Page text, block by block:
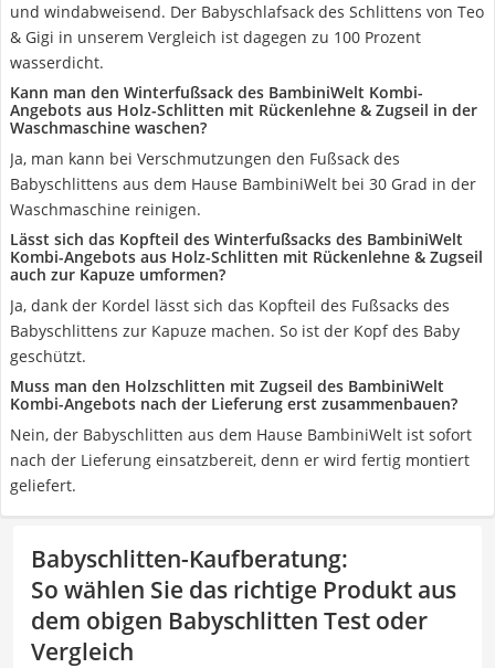
und windabweisend. Der Babyschlafsack des Schlittens von Teo
& Gigi in unserem Vergleich ist dagegen zu 100 Prozent
wasserdicht.
Kann man den Winterfußsack des BambiniWelt Kombi-
Angebots aus Holz-Schlitten mit Rückenlehne & Zugseil in der
Waschmaschine waschen?
Ja, man kann bei Verschmutzungen den Fußsack des
Babyschlittens aus dem Hause BambiniWelt bei 30 Grad in der
Waschmaschine reinigen.
Lässt sich das Kopfteil des Winterfußsacks des BambiniWelt
Kombi-Angebots aus Holz-Schlitten mit Rückenlehne & Zugseil
auch zur Kapuze umformen?
Ja, dank der Kordel lässt sich das Kopfteil des Fußsacks des
Babyschlittens zur Kapuze machen. So ist der Kopf des Baby
geschützt.
Muss man den Holzschlitten mit Zugseil des BambiniWelt
Kombi-Angebots nach der Lieferung erst zusammenbauen?
Nein, der Babyschlitten aus dem Hause BambiniWelt ist sofort
nach der Lieferung einsatzbereit, denn er wird fertig montiert
geliefert.
Babyschlitten-Kaufberatung:
So wählen Sie das richtige Produkt aus
dem obigen Babyschlitten Test oder
Vergleich